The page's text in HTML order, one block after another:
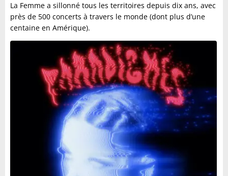
La Femme a sillonné tous les territoires depuis dix ans, avec
près de 500 concerts à travers le monde (dont plus d’une
centaine en Amérique).